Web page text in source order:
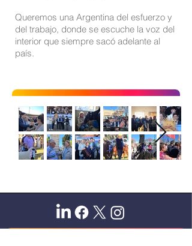
Queremos una Argentina del esfuerzo y
del trabajo, donde se escuche la voz del
interior que siempre sacó adelante al
país.